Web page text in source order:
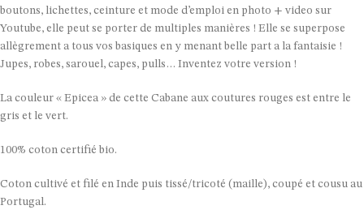
boutons, lichettes, ceinture et mode d’emploi en photo + video sur
Youtube, elle peut se porter de multiples manières ! Elle se superpose
allègrement a tous vos basiques en y menant belle part a la fantaisie !
Jupes, robes, sarouel, capes, pulls… Inventez votre version !
La couleur « Epicea » de cette Cabane aux coutures rouges est entre le
gris et le vert.
100% coton certifié bio.
Coton cultivé et filé en Inde puis tissé/tricoté (maille), coupé et cousu au
Portugal.